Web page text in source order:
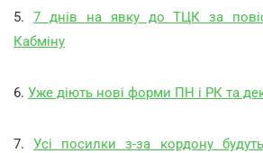
5. 7 днів на явку до ТЦК за
Кабміну
6. Уже діють нові форми ПН і РК та
7.Усі посилки з-за кордону